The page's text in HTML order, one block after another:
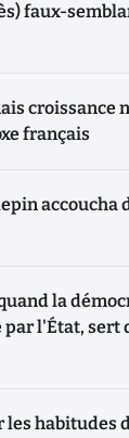
faux-
croissance
français
accoucha
la
l'État, sert
les habitudes